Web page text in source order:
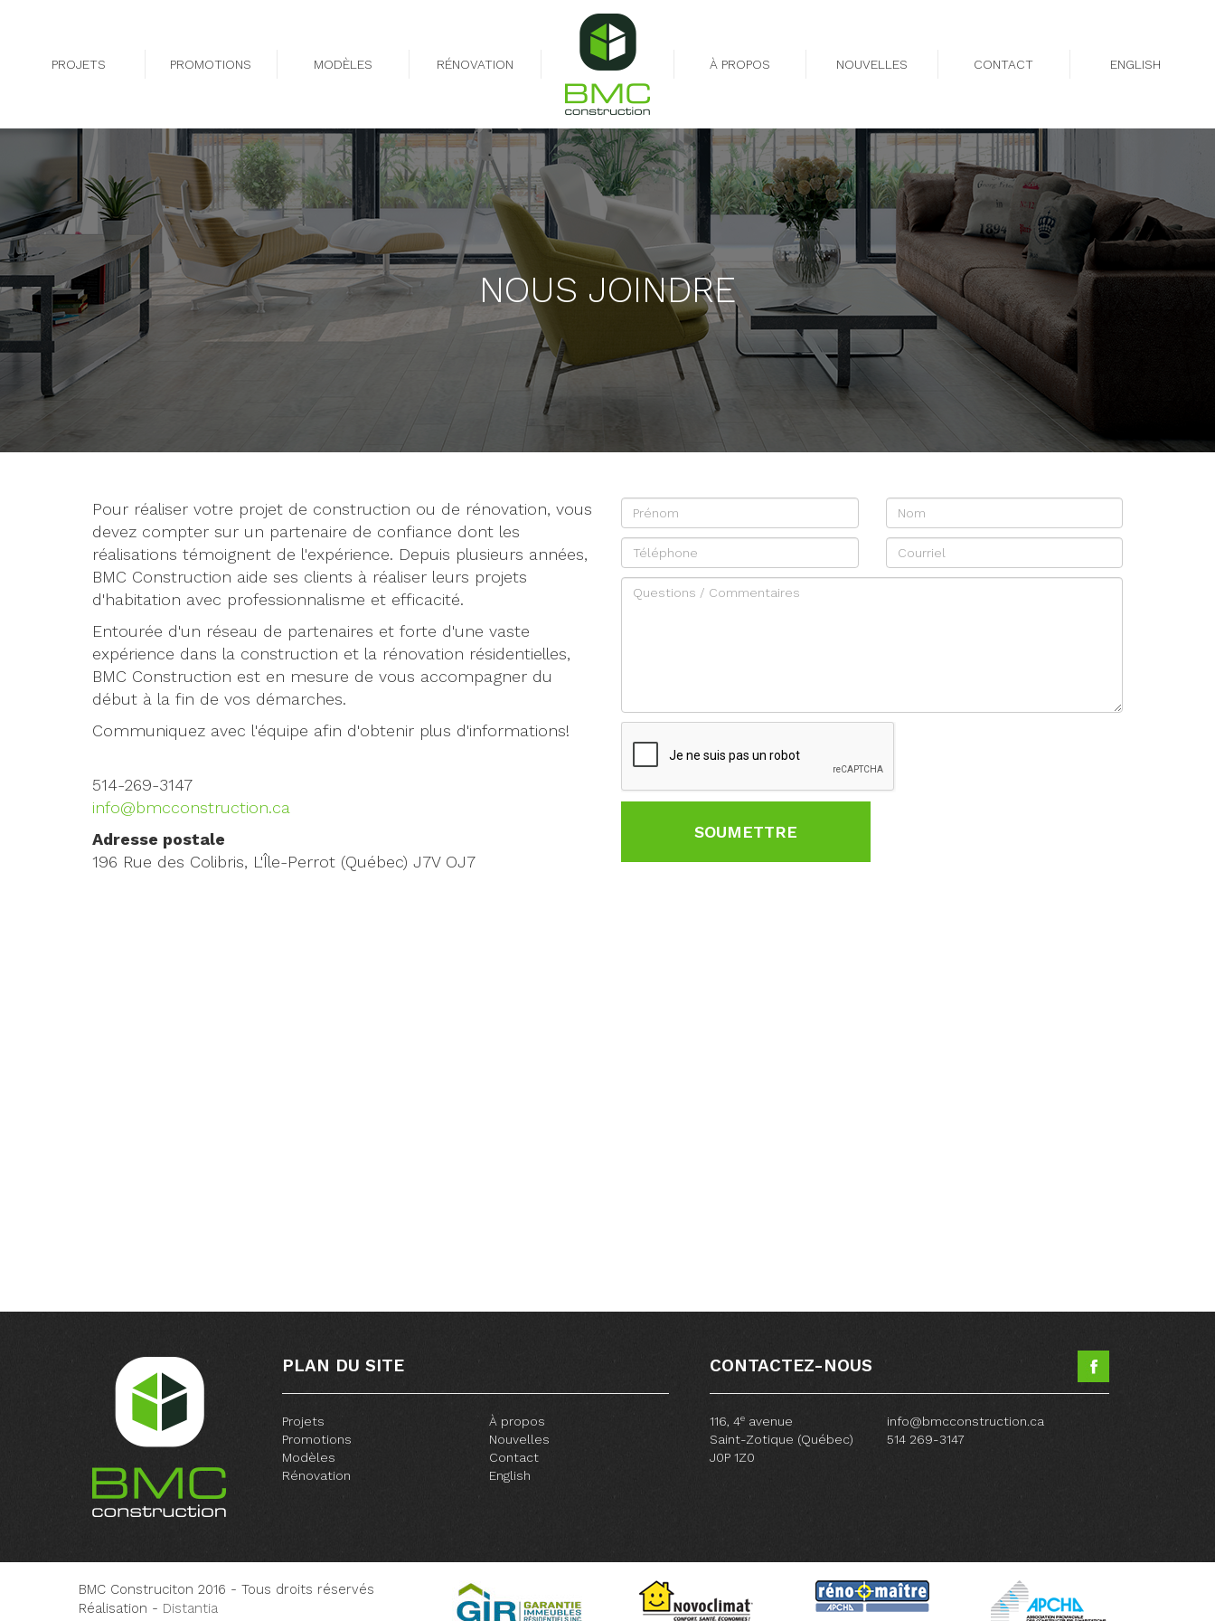
PROJETS PROMOTIONS MODÈLES RÉNOVATION À PROPOS NOUVELLES CONTACT ENGLISH
NOUS JOINDRE
Pour réaliser votre projet de construction ou de rénovation, vous
devez compter sur un partenaire de confiance dont les
réalisations témoignent de l'expérience. Depuis plusieurs années,
BMC Construction aide ses clients à réaliser leurs projets
d'habitation avec professionnalisme et efficacité.
Entourée d'un réseau de partenaires et forte d'une vaste
expérience dans la construction et la rénovation résidentielles,
BMC Construction est en mesure de vous accompagner du
début à la fin de vos démarches.
Communiquez avec l'équipe afin d'obtenir plus d'informations!
514-269-3147
info@bmcconstruction.ca
Adresse postale
196 Rue des Colibris, L'Île-Perrot (Québec) J7V OJ7
SOUMETTRE
PLAN DU SITE
Projets
Promotions
Modèles
Rénovation
À propos
Nouvelles
Contact
English
CONTACTEZ-NOUS
116, 4eavenue
Saint-Zotique (Québec)
J0P 1Z0
info@bmcconstruction.ca
514 269-3147
BMC Construciton 2016 - Tous droits réservés
Réalisation - Distantia